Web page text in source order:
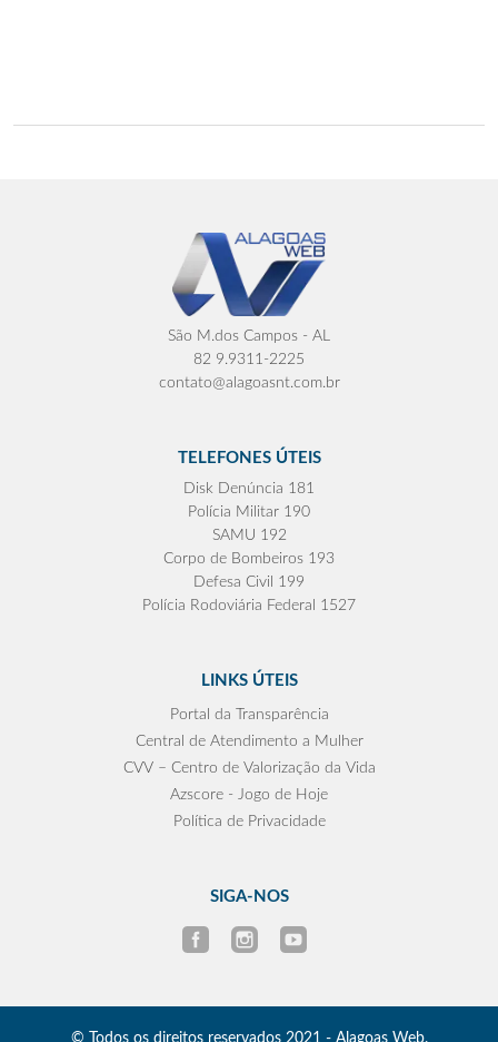
São M.dos Campos - AL
82 9.9311-2225
contato@alagoasnt.com.br
TELEFONES ÚTEIS
Disk Denúncia 181
Polícia Militar 190
SAMU 192
Corpo de Bombeiros 193
Defesa Civil 199
Polícia Rodoviária Federal 1527
LINKS ÚTEIS
Portal da Transparência
Central de Atendimento a Mulher
CVV – Centro de Valorização da Vida
Azscore - Jogo de Hoje
Política de Privacidade
SIGA-NOS
© Todos os direitos reservados 2021 - Alagoas Web.